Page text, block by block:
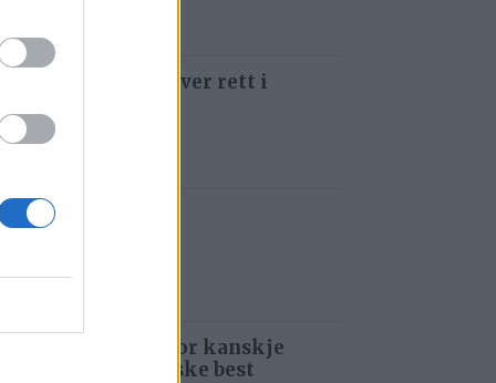
som å kjøre ti kniver rett i
siden
fiskefeberen
– Jeg tror kanskje
løpet jeg vil huske best